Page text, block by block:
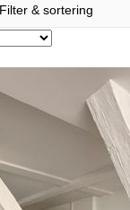
Filter & sortering